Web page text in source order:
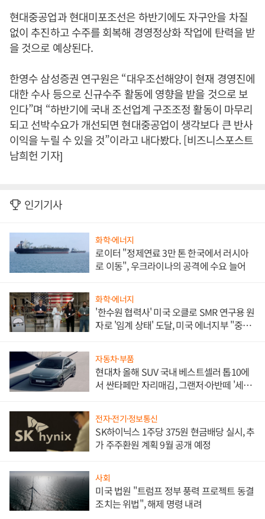
현대중공업과 현대미포조선은 하반기에도 자구안을 차질
없이 추진하고 수주를 회복해 경영정상화 작업에 탄력을 받
을 것으로 예상된다.
한영수 삼성증권 연구원은 “대우조선해양이 현재 경영진에
대한 수사 등으로 신규수주 활동에 영향을 받을 것으로 보
인다”며 “하반기에 국내 조선업계 구조조정 활동이 마무리
되고 선박수요가 개선되면 현대중공업이 생각보다 큰 반사
이익을 누릴 수 있을 것”이라고 내다봤다. [비즈니스포스트
남희헌 기자]
인기기사
화학·에너지
로이터 "정제연료 3만 톤 한국에서 러시아
로 이동", 우크라이나의 공격에 수요 늘어
화학·에너지
'한수원 협력사' 미국 오클로 SMR 연구용 원
자로 '임계 상태' 도달, 미국 에너지부 "중요
자동차·부품
현대차 올해 SUV 국내 베스트셀러 톱10에
서 싼타페만 자리매김, 그랜저·아반떼 '세단
전자·전기·정보통신
SK하이닉스 1주당 375원 현금배당 실시, 추
가 주주환원 계획 9월 공개 예정
사회
미국 법원 "트럼프 정부 풍력 프로젝트 동결
조치는 위법", 해제 명령 내려